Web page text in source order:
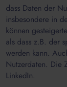
dass Daten der
insbesondere in
können
als dass z.B. der
werden kann.
Nutzerdaten. Die
LinkedIn.